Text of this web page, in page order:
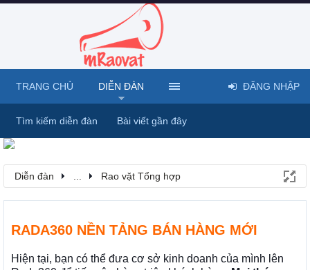
Diễn đàn Rao vặt Tổng hợp
RADA360 NỀN TẢNG BÁN HÀNG MỚI
Hiện tại, bạn có thể đưa cơ sở kinh doanh của mình lên
TRANG CHỦ DIỄN ĐÀN
Tìm kiếm diễn đàn Bài viết gần đây
ĐĂNG NHẬP